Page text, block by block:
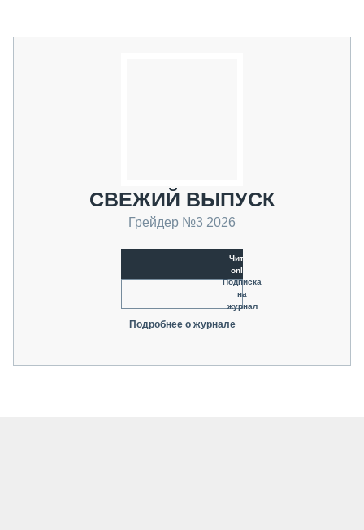
СВЕЖИЙ ВЫПУСК
Грейдер №3 2026
Читать
online
Подписка
на
журнал
Подробнее о журнале